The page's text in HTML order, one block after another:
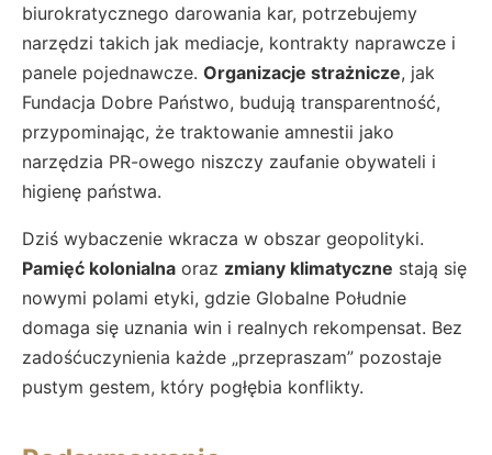
biurokratycznego darowania kar, potrzebujemy
narzędzi takich jak mediacje, kontrakty naprawcze i
panele pojednawcze. Organizacje strażnicze, jak
Fundacja Dobre Państwo, budują transparentność,
przypominając, że traktowanie amnestii jako
narzędzia PR-owego niszczy zaufanie obywateli i
higienę państwa.
Dziś wybaczenie wkracza w obszar geopolityki.
Pamięć kolonialna oraz zmiany klimatyczne stają się
nowymi polami etyki, gdzie Globalne Południe
domaga się uznania win i realnych rekompensat. Bez
zadośćuczynienia każde „przepraszam” pozostaje
pustym gestem, który pogłębia konflikty.